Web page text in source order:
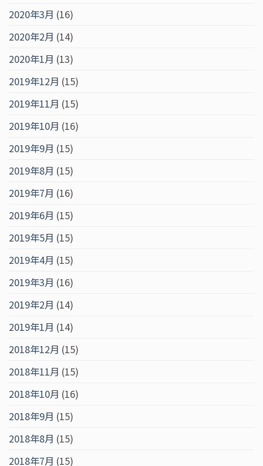
2020年3月 (16)
2020年2月 (14)
2020年1月 (13)
2019年12月 (15)
2019年11月 (15)
2019年10月 (16)
2019年9月 (15)
2019年8月 (15)
2019年7月 (16)
2019年6月 (15)
2019年5月 (15)
2019年4月 (15)
2019年3月 (16)
2019年2月 (14)
2019年1月 (14)
2018年12月 (15)
2018年11月 (15)
2018年10月 (16)
2018年9月 (15)
2018年8月 (15)
2018年7月 (15)